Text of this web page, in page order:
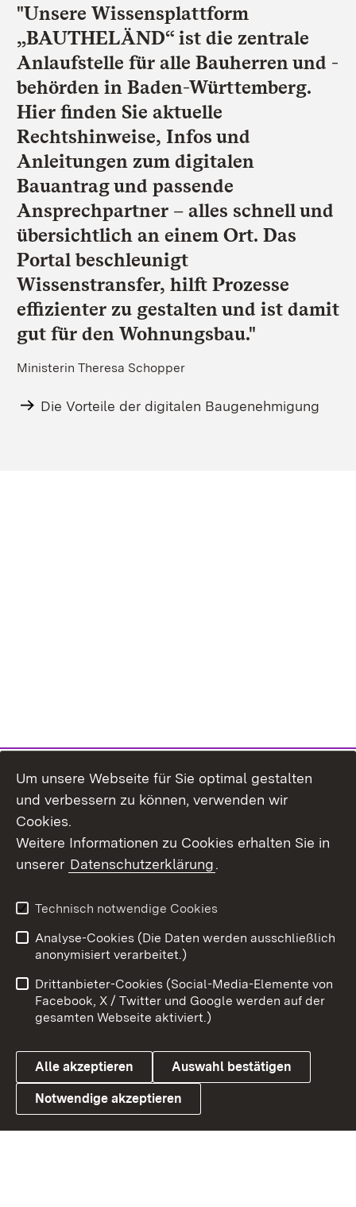
"Unsere Wissensplattform
„BAUTHELÄND“ ist die zentrale
Anlaufstelle für alle Bauherren und -
behörden in Baden-Württemberg.
Hier finden Sie aktuelle
Rechtshinweise, Infos und
Anleitungen zum digitalen
Bauantrag und passende
Ansprechpartner – alles schnell und
übersichtlich an einem Ort. Das
Portal beschleunigt
Wissenstransfer, hilft Prozesse
effizienter zu gestalten und ist damit
gut für den Wohnungsbau."
Ministerin Theresa Schopper
Die Vorteile der digitalen Baugenehmigung
Link zum Ministerium
Benutzungshinweise
Barrierefreiheit
Datenschutz
Cookies
Um unsere Webseite für Sie optimal gestalten
und verbessern zu können, verwenden wir
Cookies.
Weitere Informationen zu Cookies erhalten Sie in
unserer Datenschutzerklärung.
Technisch notwendige Cookies
Analyse-Cookies (Die Daten werden ausschließlich
anonymisiert verarbeitet.)
Drittanbieter-Cookies (Social-Media-Elemente von
Facebook, X / Twitter und Google werden auf der
gesamten Webseite aktiviert.)
Alle akzeptieren Auswahl bestätigen
Notwendige akzeptieren